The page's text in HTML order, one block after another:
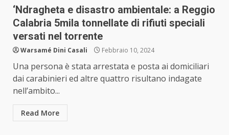
‘Ndragheta e disastro ambientale: a Reggio
Calabria 5mila tonnellate di rifiuti speciali
versati nel torrente
Warsamé Dini Casali Febbraio 10, 2024
Una persona è stata arrestata e posta ai domiciliari
dai carabinieri ed altre quattro risultano indagate
nell’ambito...
Read More